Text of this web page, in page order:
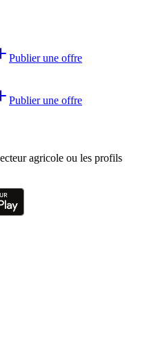
Publier une offre
Publier une offre
agricole ou les profils